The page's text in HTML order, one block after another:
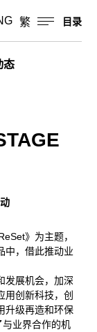
繁 目录
态
》为主题，
中，借此推动业
发展机会，加深
用创新科技，创
升级再造和环保
业界合作的机